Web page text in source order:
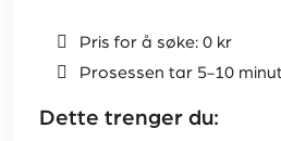
Pris for å søke: 0 kr
Prosessen tar 5-10
Dette trenger du: